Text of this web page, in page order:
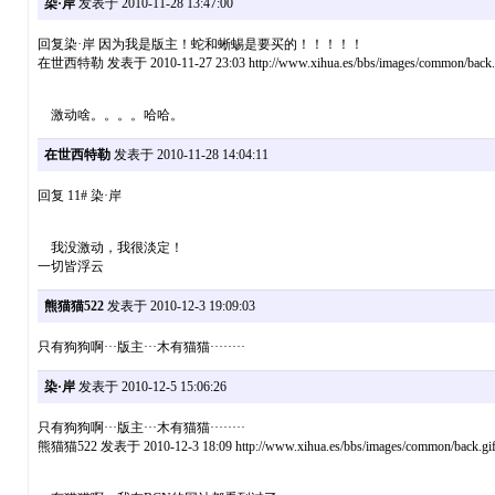
染·岸发表于 2010-11-28 13:47:00
回复染·岸 因为我是版主！蛇和蜥蜴是要买的！！！！！
在世西特勒 发表于 2010-11-27 23:03 http://www.xihua.es/bbs/images/common/
激动啥。。。。哈哈。
在世西特勒发表于 2010-11-28 14:04:11
回复 11# 染·岸
我没激动，我很淡定！
一切皆浮云
熊猫猫522发表于 2010-12-3 19:09:03
只有狗狗啊···版主···木有猫猫········
染·岸发表于 2010-12-5 15:06:26
只有狗狗啊···版主···木有猫猫········
熊猫猫522 发表于 2010-12-3 18:09 http://www.xihua.es/bbs/images/common/back.gif